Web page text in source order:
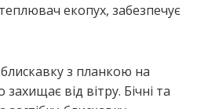
екопух, забезпечує
блискавку з планкою на
від вітру. Бічні та